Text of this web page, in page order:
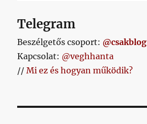
Telegram
Beszélgetős csoport: @csakblog
Kapcsolat: @veghhanta
//Mi ez és hogyan működik?